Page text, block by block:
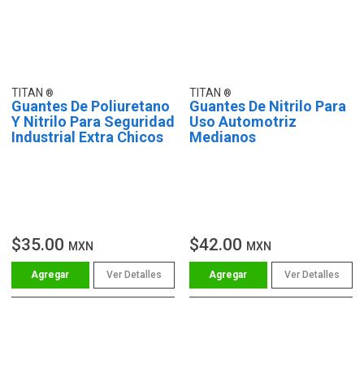
TITAN
Guantes De Poliuretano
Y Nitrilo Para Seguridad
Industrial Extra Chicos
$35.00 MXN
Ver Detalles
TITAN
Guantes De Nitrilo Para
Uso Automotriz
Medianos
$42.00 MXN
Ver Detalles